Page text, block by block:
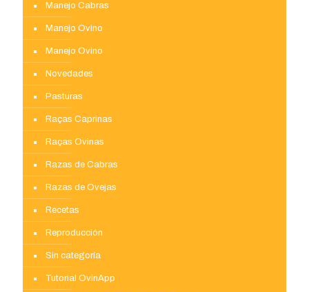
Manejo Cabras
Manejo Ovino
Manejo Ovino
Novedades
Pasturas
Raças Caprinas
Raças Ovinas
Razas de Cabras
Razas de Ovejas
Recetas
Reproducción
Sin categoría
Tutorial OvinApp